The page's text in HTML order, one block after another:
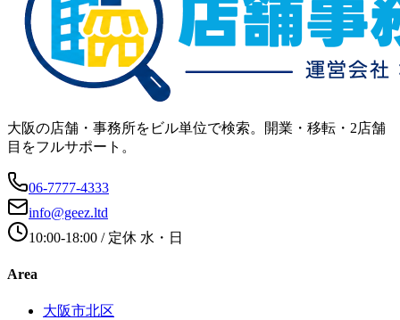
大阪の店舗・事務所をビル単位で検索。開業・移転・2店舗
目をフルサポート。
06-7777-4333
info@geez.ltd
10:00-18:00 / 定休 水・日
Area
大阪市北区